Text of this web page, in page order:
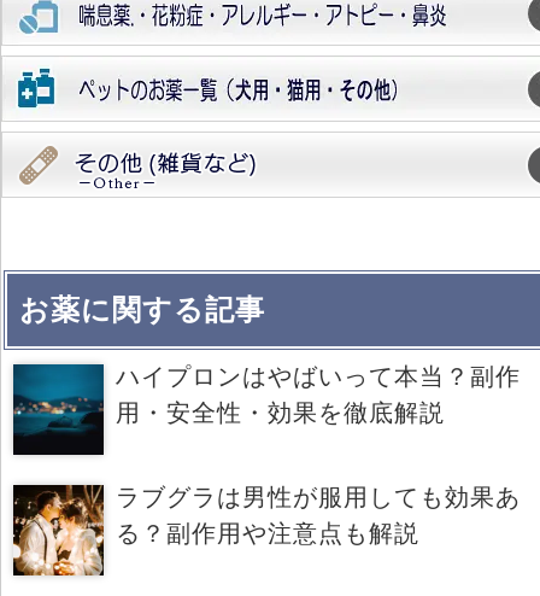
お薬に関する記事
ハイプロンはやばいって本当？副作
用・安全性・効果を徹底解説
ラブグラは男性が服用しても効果あ
る？副作用や注意点も解説